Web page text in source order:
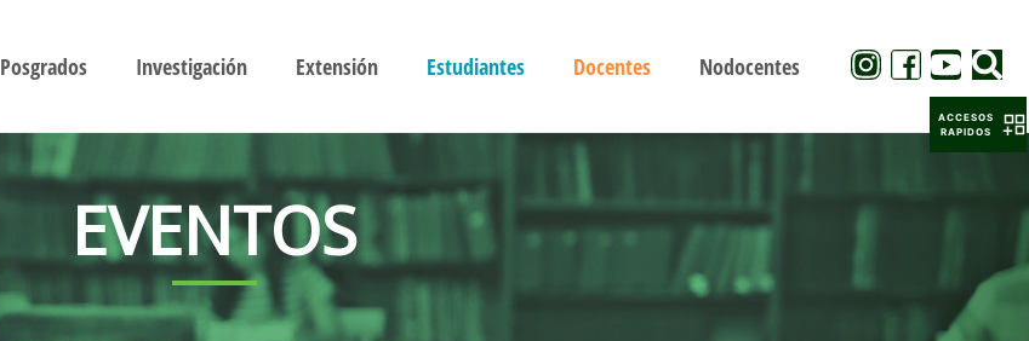
Posgrados Investigación Extensión Estudiantes Docentes Nodocentes
EVENTOS
ACCESOS
RAPIDOS